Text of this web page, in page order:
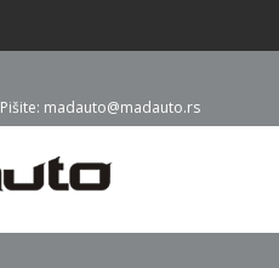
Pišite: madauto@madauto.rs